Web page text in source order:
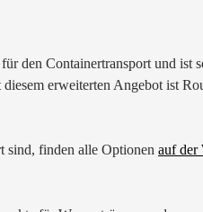
den Containertransport und ist
erweiterten Angebot ist
sind, finden alle Optionen auf der